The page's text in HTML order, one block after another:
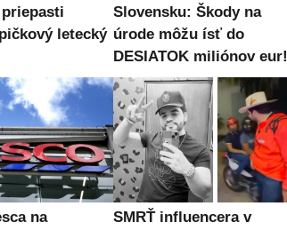
letecký
Slovensku: Škody na
úrode môžu ísť do
DESIATOK miliónov eur!
na
SMRŤ influencera v